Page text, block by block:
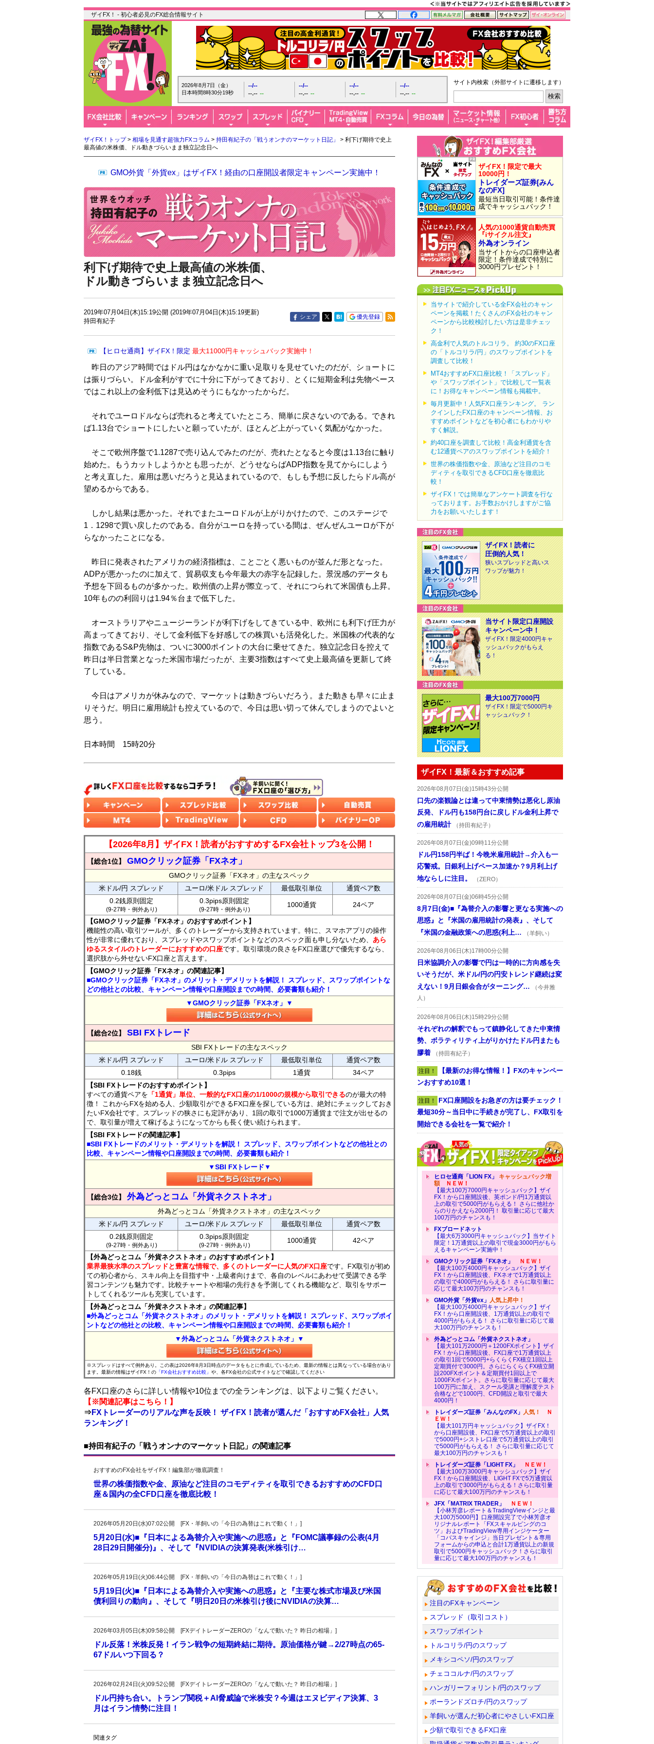
ザイFX！ - 初心者必見のFX総合情報サイト
2026年8月7日（金）
日本時間8時30分21秒
--/--
--.-- --
--/--
--.-- --
--/--
--.-- --
--/--
--.-- --
サイト内検索（外部サイトに遷移します）
ザイFX！トップ> 相場を見通す超強力FXコラム > 持田有紀子の「戦うオンナのマーケット日記」
> 利下げ期待で史上
最高値の米株価、ドル動きづらいまま独立記念日へ
GMO外貨「外貨ex」はザイFX！経由の口座開設者限定キャンペーン実施中！
利下げ期待で史上最高値の米株価、
ドル動きづらいまま独立記念日へ
2019年07月04日(木)15:19公開 (2019年07月04日(木)15:19更新)
持田有紀子
シェア 優先登録
【ヒロセ通商】ザイFX！限定 最大11000円キャッシュバック実施中！
昨日のアジア時間ではドル円はなかなかに重い足取りを見せていたのだが、ショートに
は振りづらい。ドル金利がすでに十分に下がってきており、とくに短期金利は先物ベース
ではこれ以上の金利低下は見込めそうにもなかったからだ。
それでユーロドルならば売れると考えていたところ、簡単に戻さないのである。できれ
ば1.13台でショートにしたいと願っていたが、ほとんど上がっていく気配がなかった。
そこで欧州序盤で1.1287で売り込んでみたのだが、売れたとなると今度は1.13台に触り
始めた。もうカットしようかとも思ったが、どうせならばADP指数を見てからにしよう
と考え直した。雇用は悪いだろうと見込まれているので、もしも予想に反したらドル高が
望めるからである。
しかし結果は悪かった。それでまたユーロドルが上がりかけたので、このステージで
1．1298で買い戻したのである。自分がユーロを持っている間は、ぜんぜんユーロが下が
らなかったことになる。
昨日に発表されたアメリカの経済指標は、ことごとく悪いものが並んだ形となった。
ADPが悪かったのに加えて、貿易収支も今年最大の赤字を記録した。景況感のデータも
予想を下回るものが多かった。欧州債の上昇が際立って、それにつられて米国債も上昇。
10年ものの利回りは1.94％台まで低下した。
オーストラリアやニュージーランドが利下げをしてきている中、欧州にも利下げ圧力が
高まってきており、そして金利低下を好感しての株買いも活発化した。米国株の代表的な
指数であるS&P先物は、ついに3000ポイントの大台に乗せてきた。独立記念日を控えて
昨日は半日営業となった米国市場だったが、主要3指数はすべて史上最高値を更新して終
了している。
今日はアメリカが休みなので、マーケットは動きづらいだろう。また動きも早々に止ま
りそうだ。明日に雇用統計も控えているので、今日は思い切って休んでしまうのでよいと
思う。
日本時間 15時20分
【2026年8月】ザイFX！読者がおすすめするFX会社トップ3を公開！
【総合1位】 GMOクリック証券「FXネオ」
GMOクリック証券「FXネオ」の主なスペック
米ドル/円 スプレッド
ユーロ/米ドル スプレッド 最低取引単位
通貨ペア数
0.2銭原則固定
(9-27時・例外あり)
0.3pips原則固定
(9-27時・例外あり)
1000通貨 24ペア
【GMOクリック証券「FXネオ」のおすすめポイント】
機能性の高い取引ツールが、多くのトレーダーから支持されています。特に、スマホアプリの操作
性が非常に優れており、スプレッドやスワップポイントなどのスペック面も申し分ないため、 あら
ゆるスタイルのトレーダーにおすすめの口座です。取引環境の良さをFX口座選びで優先するなら、
選択肢から外せないFX口座と言えます。
【GMOクリック証券「FXネオ」の関連記事】
■GMOクリック証券「FXネオ」のメリット・デメリットを解説！ スプレッド、スワップポイントな
どの他社との比較、キャンペーン情報や口座開設までの時間、必要書類も紹介！
▼GMOクリック証券「FXネオ」▼
【総合2位】 SBI FXトレード
SBI FXトレードの主なスペック
米ドル/円 スプレッド
ユーロ/米ドル スプレッド 最低取引単位
通貨ペア数
0.18銭
0.3pips 1通貨
34ペア
【SBI FXトレードのおすすめポイント】
すべての通貨ペアを 「1通貨」単位、一般的なFX口座の1/1000の規模から取引できるのが最大の特
徴！ これからFXを始める人、少額取引ができるFX口座を探している方は、絶対にチェックしておき
たいFX会社です。スプレッドの狭さにも定評があり、1回の取引で1000万通貨まで注文が出せるの
で、取引量が増えて稼げるようになってからも長く使い続けられます。
【SBI FXトレードの関連記事】
■SBI FXトレードのメリット・デメリットを解説！ スプレッド、スワップポイントなどの他社との
比較、キャンペーン情報や口座開設までの時間、必要書類も紹介！
▼SBI FXトレード▼
【総合3位】 外為どっとコム「外貨ネクストネオ」
外為どっとコム「外貨ネクストネオ」の主なスペック
米ドル/円 スプレッド
ユーロ/米ドル スプレッド 最低取引単位
通貨ペア数
0.2銭原則固定
(9-27時・例外あり)
0.3pips原則固定
(9-27時・例外あり)
1000通貨 42ペア
【外為どっとコム「外貨ネクストネオ」のおすすめポイント】
業界最狭水準のスプレッドと豊富な情報で、多くのトレーダーに人気のFX口座です。FX取引が初め
ての初心者から、スキル向上を目指す中・上級者向けまで、各自のレベルにあわせて受講できる学
習コンテンツも魅力です。比較チャートや相場の先行きを予測してくれる機能など、取引をサポー
トしてくれるツールも充実しています。
【外為どっとコム「外貨ネクストネオ」の関連記事】
■外為どっとコム「外貨ネクストネオ」のメリット・デメリットを解説！ スプレッド、スワップポイ
ントなどの他社との比較、キャンペーン情報や口座開設までの時間、必要書類も紹介！
▼外為どっとコム「外貨ネクストネオ」▼
※スプレッドはすべて例外あり。この表は2026年8月3日時点のデータをもとに作成しているため、最新の情報とは異なっている場合があり
ます。最新の情報はザイFX！の 「FX会社おすすめ比較」 や、各FX会社の公式サイトなどで確認してください
各FX口座のさらに詳しい情報や10位までの全ランキングは、以下よりご覧ください。
【※関連記事はこちら！】
⇒FXトレーダーのリアルな声を反映！ ザイFX！読者が選んだ「おすすめFX会社」人気
ランキング！
■持田有紀子の「戦うオンナのマーケット日記」の関連記事
おすすめのFX会社をザイFX！編集部が徹底調査！
世界の株価指数や金、原油など注目のコモディティを取引できるおすすめのCFD口
座＆国内の全CFD口座を徹底比較！
2026年05月20日(水)07:02公開 [FX・羊飼いの「今日の為替はこれで動く！」]
5月20日(水)■『日本による為替介入や実施への思惑』と『FOMC議事録の公表(4月
28日29日開催分)』、そして『NVIDIAの決算発表(米株引け…
2026年05月19日(火)06:44公開 [FX・羊飼いの「今日の為替はこれで動く！」]
5月19日(火)■『日本による為替介入や実施への思惑』と『主要な株式市場及び米国
債利回りの動向』、そして『明日20日の米株引け後にNVIDIAの決算…
2026年03月05日(木)09:58公開 [FXデイトレーダーZEROの「なんで動いた？ 昨日の相場」]
ドル反落！米株反発！イラン戦争の短期終結に期待。原油価格が鍵→2/27時点の65-
67ドルいつ下回る？
2026年02月24日(火)09:52公開 [FXデイトレーダーZEROの「なんで動いた？ 昨日の相場」]
ドル円持ち合い。トランプ関税＋AI脅威論で米株安？今週はエヌビディア決算、3
月はイラン情勢に注目！
関連タグ
ザイFX！限定で最大
10000円！
トレイダーズ証券[みん
なのFX]
最短当日取引可能！条件達
成でキャッシュバック！
人気の1000通貨自動売買
『iサイクル注文』
外為オンライン
当サイトからの口座申込者
限定！条件達成で特別に
3000円プレゼント！
当サイトで紹介している全FX会社のキャン
ペーンを掲載！たくさんのFX会社のキャン
ペーンから比較検討したい方は是非チェッ
ク！
高金利で人気のトルコリラ。 約30のFX口座
の「トルコリラ/円」のスワップポイントを
調査して比較！
MT4おすすめFX口座比較！「スプレッド」
や「スワップポイント」で比較して一覧表
に！お得なキャンペーン情報も掲載中。
毎月更新中！人気FX口座ランキング。 ラン
クインしたFX口座のキャンペーン情報、お
すすめポイントなどを初心者にもわかりや
すく解説。
約40口座を調査して比較！高金利通貨を含
む12通貨ペアのスワップポイントを紹介！
世界の株価指数や金、原油など注目のコモ
ディティを取引できるCFD口座を徹底比
較！
ザイFX！では簡単なアンケート調査を行な
っております。お手数おかけしますがご協
力をお願いいたします！
ザイFX！読者に
圧倒的人気！
狭いスプレッドと高いス
ワップが魅力！
当サイト限定口座開設
キャンペーン中！
ザイFX！限定4000円キャ
ッシュバックがもらえ
る！
最大100万7000円
ザイFX！限定で5000円キ
ャッシュバック！
ザイFX！最新＆おすすめ記事
2026年08月07日(金)15時43分公開
口先の楽観論とは違って中東情勢は悪化し原油
反発、ドル円も158円台に戻しドル金利上昇で
の雇用統計
（持田有紀子）
2026年08月07日(金)09時11分公開
ドル円158円半ば！今晩米雇用統計→介入も一
応警戒。日銀利上げペース加速か？9月利上げ
地ならしに注目。
（ZERO）
2026年08月07日(金)06時45分公開
8月7日(金)■『為替介入の影響と更なる実施への
思惑』と『米国の雇用統計の発表』、そして
『米国の金融政策への思惑(利上…
（羊飼い）
2026年08月06日(木)17時00分公開
日米協調介入の影響で円は一時的に方向感を失
いそうだが、米ドル/円の円安トレンド継続は変
えない！9月日銀会合がターニング…
（今井雅
人）
2026年08月06日(木)15時29分公開
それぞれの解釈でもって鎮静化してきた中東情
勢、ボラティリティ上がりかけたドル円またも
膠着
（持田有紀子）
注目！ 【最新のお得な情報！】FXのキャンペー
ンおすすめ10選！
注目！ FX口座開設をお急ぎの方は要チェック！
最短30分～当日中に手続きが完了し、FX取引を
開始できる会社を一覧で紹介！
ヒロセ通商「LION FX」 キャッシュバック増
額ＮＥＷ！
【最大100万7000円キャッシュバック】ザイ
FX！から口座開設後、英ポンド/円1万通貨以
上の取引で5000円がもらえる！ さらに他社か
らのりかえなら2000円！ 取引量に応じて最大
100万円のチャンスも！
FXブロードネット
【最大6万3000円キャッシュバック】当サイト
限定！1万通貨以上の取引で現金3000円がもら
えるキャンペーン実施中！
GMOクリック証券「FXネオ」
ＮＥＷ！
【最大100万4000円キャッシュバック】ザイ
FX！から口座開設後、FXネオで1万通貨以上
の取引で4000円がもらえる！ さらに取引量に
応じて最大100万円のチャンスも！
GMO外貨「外貨ex」 人気上昇中！
【最大100万4000円キャッシュバック】ザイ
FX！から口座開設後、1万通貨以上の取引で
4000円がもらえる！ さらに取引量に応じて最
大100万円のチャンスも！
外為どっとコム「外貨ネクストネオ」
【最大101万2000円＋1200FXポイント】ザイ
FX！から口座開設後、FX口座で1万通貨以上
の取引1回で5000円+らくらくFX積立1回以上
定期買付で3000円。さらにらくらくFX積立開
設200FXポイント＆定期買付1回以上で
1000FXポイント。さらに取引量に応じて最大
100万円に加え、スクール受講と理解度テスト
合格などで1000円、CFD開設と取引で最大
4000円！
トレイダーズ証券「みんなのFX」 人気！
Ｎ
ＥＷ！
【最大101万円キャッシュバック】ザイFX！
から口座開設後、FX口座で5万通貨以上の取引
で5000円+シストレ口座で5万通貨以上の取引
で5000円がもらえる！ さらに取引量に応じて
最大100万円のチャンスも！
トレイダーズ証券「LIGHT FX」
ＮＥＷ！
【最大100万3000円キャッシュバック】ザイ
FX！から口座開設後、LIGHT FXで5万通貨以
上の取引で3000円がもらえる！さらに取引量
に応じて最大100万円のチャンスも！
JFX「MATRIX TRADER」
ＮＥＷ！
【小林芳彦レポート＆TradingViewインジと最
大100万5000円】口座開設完了で小林芳彦オ
リジナルレポート「FXスキャルピングのコ
ツ」およびTradingView専用インジケーター
「コバスキャインジ」当日プレゼント＆専用
フォームからの申込と合計1万通貨以上の新規
取引で5000円キャッシュバック！さらに取引
量に応じて最大100万円のチャンスも！
注目のFXキャンペーン
スプレッド（取引コスト）
スワップポイント
トルコリラ/円のスワップ
メキシコペソ/円のスワップ
チェココルナ/円のスワップ
ハンガリーフォリント/円のスワップ
ポーランドズロチ/円のスワップ
羊飼いが選んだ初心者にやさしいFX口座
少額で取引できるFX口座